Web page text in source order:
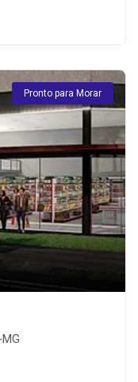
Pronto para Morar